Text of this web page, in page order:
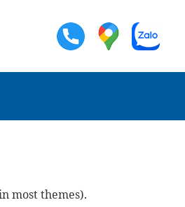
most themes).